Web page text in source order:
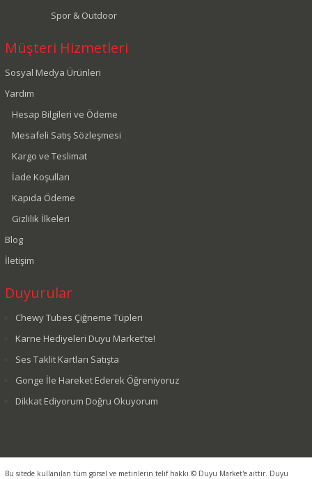
Spor & Outdoor
Müşteri Hizmetleri
Sosyal Medya Ürünleri
Yardım
Hesap Bilgileri ve Ödeme
Mesafeli Satış Sözleşmesi
Kargo ve Teslimat
İade Koşulları
Kapıda Ödeme
Gizlilik İlkeleri
Blog
İletişim
Duyurular
Chewy Tubes Çiğneme Tüpleri
Karne Hediyeleri Duyu Market'te!
Ses Taklit Kartları Satışta
Gonge İle Hareket Ederek Öğreniyoruz
Dikkat Ediyorum Doğru Okuyorum
Bu sitede kullanılan tüm görsel ve metinlerin telif hakkı © Duyu Market'e aittir. Duyu